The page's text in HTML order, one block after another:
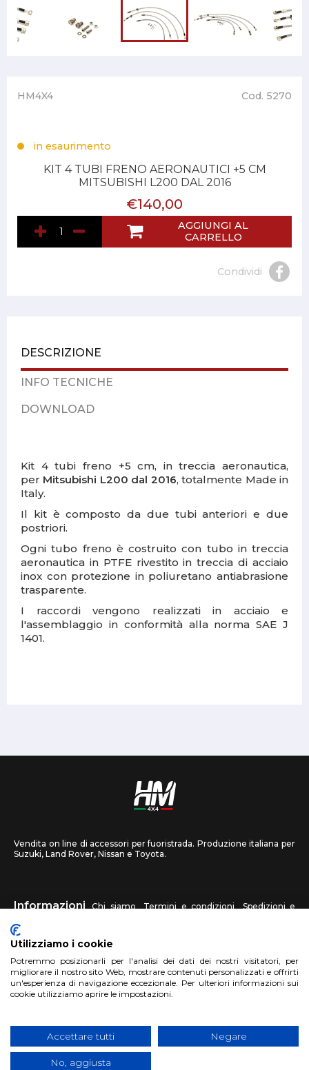
HM4X4 Cod. 5270
in esaurimento
KIT 4 TUBI FRENO AERONAUTICI +5 CM
MITSUBISHI L200 DAL 2016
€140,00
AGGIUNGI AL
CARRELLO
Condividi
DESCRIZIONE
INFO TECNICHE
DOWNLOAD
Kit 4 tubi freno +5 cm, in treccia aeronautica,
per Mitsubishi L200 dal 2016, totalmente Made in
Italy.
Il kit è composto da due tubi anteriori e due
postriori.
Ogni tubo freno è costruito con tubo in treccia
aeronautica in PTFE rivestito in treccia di acciaio
inox con protezione in poliuretano antiabrasione
trasparente.
I raccordi vengono realizzati in acciaio e
l'assemblaggio in conformità alla norma SAE J
1401.
Vendita on line di accessori per fuoristrada. Produzione italiana per
Suzuki, Land Rover, Nissan e Toyota.
Informazioni Chi siamo Termini e condizioni
Spedizioni e
recessi
HM4X4 FAQ Centri assistenza Invia una foto
Account Registrati Accedi
Copyright 2018 HM4X4 FACTO S.R.L.
Utilizziamo i cookie
Potremmo posizionarli per l'analisi dei dati dei nostri visitatori, per
migliorare il nostro sito Web, mostrare contenuti personalizzati e offrirti
un'esperienza di navigazione eccezionale. Per ulteriori informazioni sui
cookie utilizziamo aprire le impostazioni.
Accettare tutti Negare
No, aggiusta